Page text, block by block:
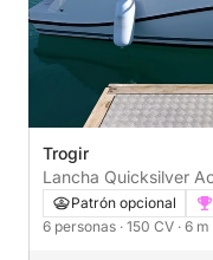
Trogir
Patrón opcional
6 personas · 150 CV · 6 m